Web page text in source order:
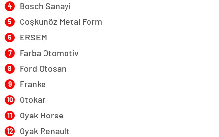
Bosch Sanayi
Coşkunöz Metal Form
ERSEM
Farba Otomotiv
Ford Otosan
Franke
Otokar
Oyak Horse
Oyak Renault